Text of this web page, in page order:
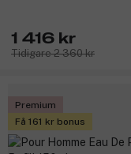
1 416 kr
Tidigare 2 360 kr
Premium
Få 161 kr bonus